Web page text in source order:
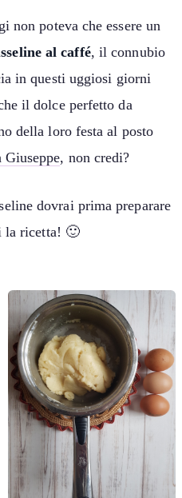
non poteva che essere un
al caffé, il connubio
in questi uggiosi giorni
il dolce perfetto da
della loro festa al posto
Giuseppe, non credi?
dovrai prima preparare
la ricetta! 🙂